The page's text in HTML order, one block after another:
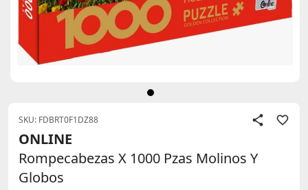
SKU: FDBRT0F1DZ88
ONLINE
Rompecabezas X 1000 Pzas Molinos Y
Globos